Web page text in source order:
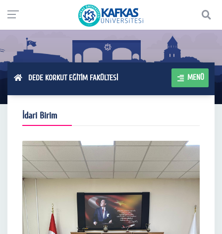
DEDE KORKUT EĞİTİM FAKÜLTESİ MENÜ
İdari Birim